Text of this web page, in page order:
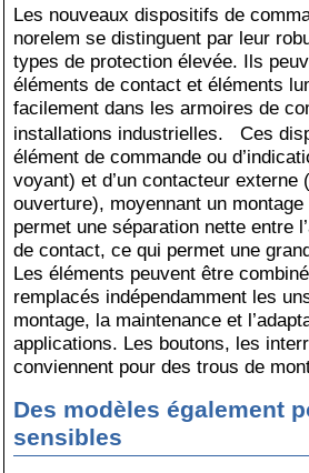
Les nouveaux dispositifs de
norelem se distinguent par leur
types de protection élevée. Ils
éléments de contact et éléments
facilement dans les armoires de
installations industrielles. Ces
élément de commande ou
voyant) et d’un contacteur
ouverture), moyennant un
permet une séparation nette entre
de contact, ce qui permet une
Les éléments peuvent être
remplacés indépendamment les
montage, la maintenance et
applications. Les boutons, les
conviennent pour des trous de
Des modèles également
sensibles